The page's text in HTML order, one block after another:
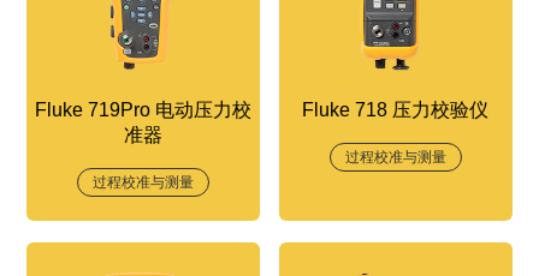
Fluke 719Pro 电动压力校
准器
过程校准与测量
Fluke 718 压力校验仪
过程校准与测量